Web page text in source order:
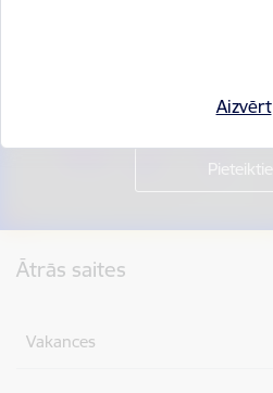
Aizvērt
Ātrās saites
Vakances